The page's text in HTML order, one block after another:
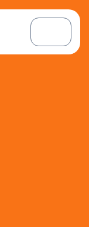
Menu